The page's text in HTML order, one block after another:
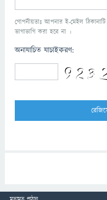
গোপনীয়তাঃ আপনার ই-মেইল
ভাগাভাগি করা হবে না ।
অনাযাচিত যাচাইকরণ: